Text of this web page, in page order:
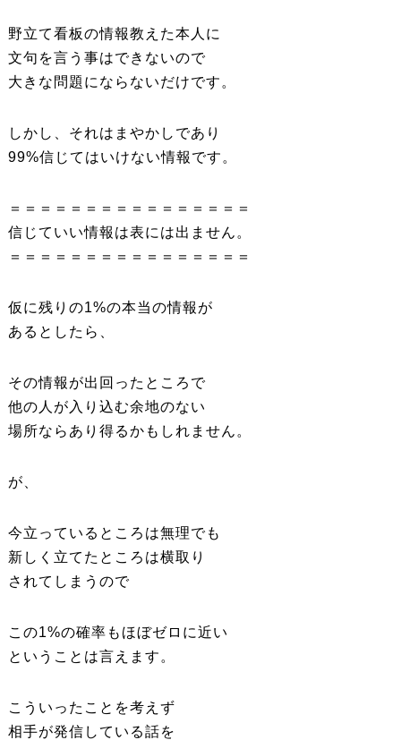
野立て看板の情報教えた本人に
文句を言う事はできないので
大きな問題にならないだけです。
しかし、それはまやかしであり
99%信じてはいけない情報です。
＝＝＝＝＝＝＝＝＝＝＝＝＝＝＝＝
信じていい情報は表には出ません。
＝＝＝＝＝＝＝＝＝＝＝＝＝＝＝＝
仮に残りの1%の本当の情報が
あるとしたら、
その情報が出回ったところで
他の人が入り込む余地のない
場所ならあり得るかもしれません。
が、
今立っているところは無理でも
新しく立てたところは横取り
されてしまうので
この1%の確率もほぼゼロに近い
ということは言えます。
こういったことを考えず
相手が発信している話を